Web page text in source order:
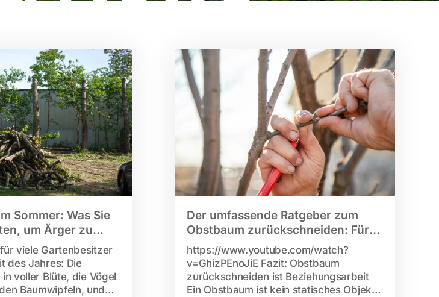
Sommer: Was Sie
um Ärger zu
viele Gartenbesitzer
des Jahres: Die
voller Blüte, die Vögel
Baumwipfeln, und
Der umfassende Ratgeber zum
Obstbaum zurückschneiden: Für
gesunde Bäume und reiche Ernte
https://www.youtube.com/watch?
v=GhizPEnoJiE Fazit: Obstbaum
zurückschneiden ist Beziehungsarbeit
Ein Obstbaum ist kein statisches Objekt.